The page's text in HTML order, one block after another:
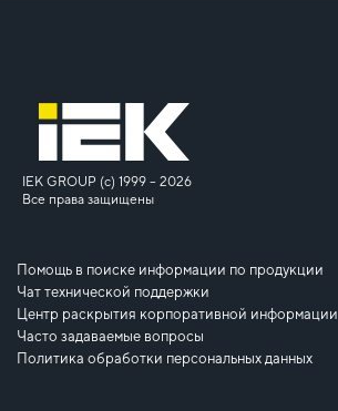
IEK GROUP (c) 1999 – 2026
Все права защищены
Помощь в поиске информации по продукции
Чат технической поддержки
Центр раскрытия корпоративной информации
Часто задаваемые вопросы
Политика обработки персональных данных